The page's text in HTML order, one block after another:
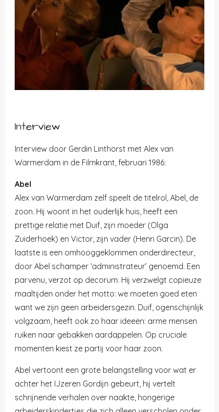
Interview
Interview door Gerdin Linthorst met Alex van
Warmerdam in de Filmkrant, februari 1986:
Abel
Alex van Warmerdam zelf speelt de titelrol, Abel, de
zoon. Hij woont in het ouderlijk huis, heeft een
prettige relatie met Duif, zijn moeder (Olga
Zuiderhoek) en Victor, zijn vader (Henri Garcin). De
laatste is een omhooggeklommen onderdirecteur,
door Abel schamper ‘administrateur’ genoemd. Een
parvenu, verzot op decorum. Hij verzwelgt copieuze
maaltijden onder het motto: we moeten goed eten
want we zijn geen arbeidersgezin. Duif, ogenschijnlijk
volgzaam, heeft ook zo haar ideeën: arme mensen
ruiken naar gebakken aardappelen. Op cruciale
momenten kiest ze partij voor haar zoon.
Abel vertoont een grote belangstelling voor wat er
achter het IJzeren Gordijn gebeurt, hij vertelt
schrijnende verhalen over naakte, hongerige